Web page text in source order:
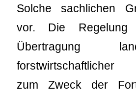
Solche sachlichen
vor. Die
Übertragung
forstwirtschaftlicher
zum Zweck der